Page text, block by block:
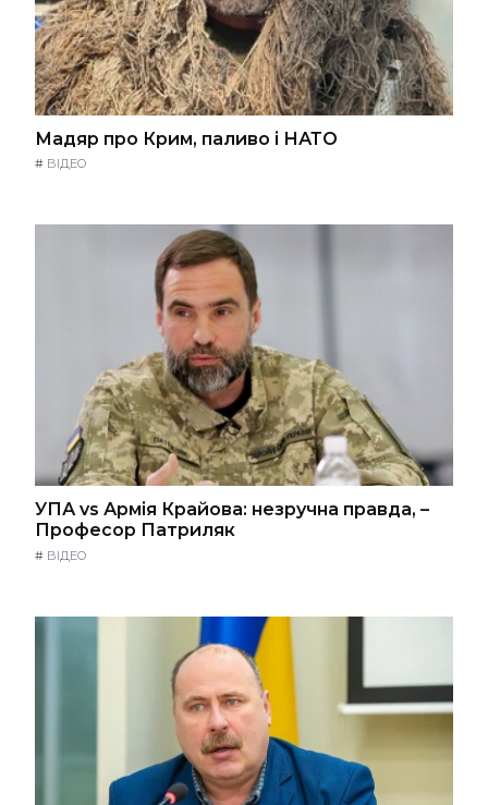
Мадяр про Крим, паливо і НАТО
# ВІДЕО
УПА vs Армія Крайова: незручна правда, –
Професор Патриляк
# ВІДЕО